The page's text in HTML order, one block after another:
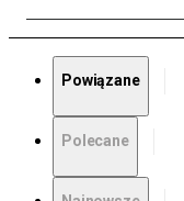
Powiązane
Polecane